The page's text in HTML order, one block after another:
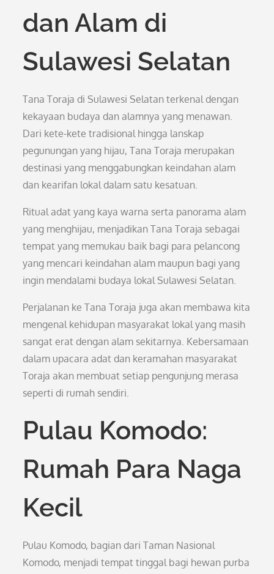
dan Alam di
Sulawesi Selatan
Tana Toraja di Sulawesi Selatan terkenal dengan
kekayaan budaya dan alamnya yang menawan.
Dari kete-kete tradisional hingga lanskap
pegunungan yang hijau, Tana Toraja merupakan
destinasi yang menggabungkan keindahan alam
dan kearifan lokal dalam satu kesatuan.
Ritual adat yang kaya warna serta panorama alam
yang menghijau, menjadikan Tana Toraja sebagai
tempat yang memukau baik bagi para pelancong
yang mencari keindahan alam maupun bagi yang
ingin mendalami budaya lokal Sulawesi Selatan.
Perjalanan ke Tana Toraja juga akan membawa kita
mengenal kehidupan masyarakat lokal yang masih
sangat erat dengan alam sekitarnya. Kebersamaan
dalam upacara adat dan keramahan masyarakat
Toraja akan membuat setiap pengunjung merasa
seperti di rumah sendiri.
Pulau Komodo:
Rumah Para Naga
Kecil
Pulau Komodo, bagian dari Taman Nasional
Komodo, menjadi tempat tinggal bagi hewan purba